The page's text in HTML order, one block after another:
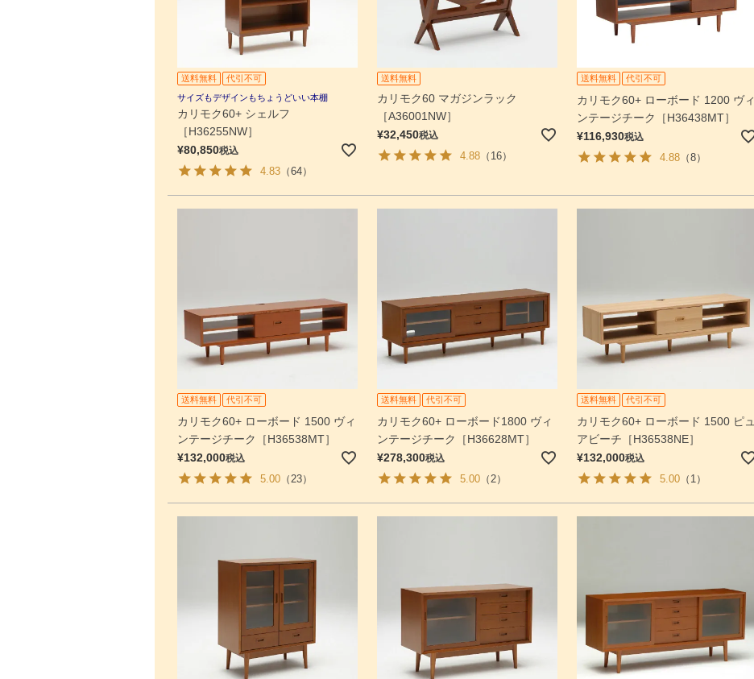
送料無料
代引不可
サイズもデザインもちょうどいい本棚
カリモク60+ シェルフ
［H36255NW］
¥80,850税込
4.83（64）
送料無料
カリモク60 マガジンラック
［A36001NW］
¥32,450税込
4.88（16）
送料無料 代引不可
カリモク60+ ローボード 1200 ヴィ
ンテージチーク［H36438MT］
¥116,930税込
4.88（8）
送料無料 代引不可
カリモク60+ ローボード 1500 ヴィ
ンテージチーク［H36538MT］
¥132,000税込
5.00（23）
送料無料 代引不可
カリモク60+ ローボード1800 ヴィ
ンテージチーク［H36628MT］
¥278,300税込
5.00（2）
送料無料 代引不可
カリモク60+ ローボード 1500 ピュ
アビーチ［H36538NE］
¥132,000税込
5.00（1）